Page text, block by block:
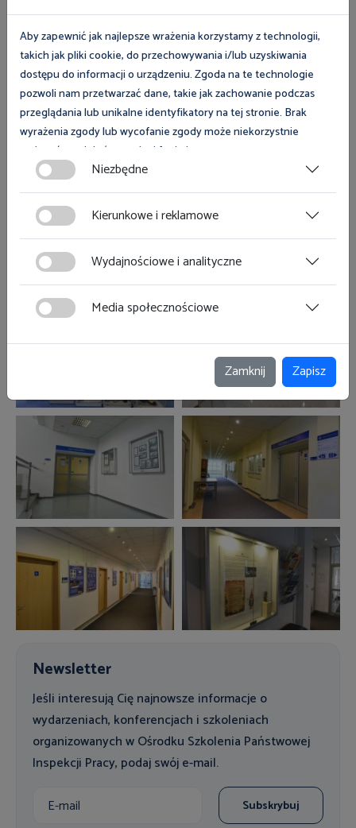
Newsletter
Jeśli interesują Cię najnowsze informacje o
wydarzeniach, konferencjach i szkoleniach
organizowanych w Ośrodku Szkolenia Państwowej
Inspekcji Pracy, podaj swój e-mail.
Subskrybuj
Aby zapewnić jak najlepsze wrażenia korzystamy z technologii,
takich jak pliki cookie, do przechowywania i/lub uzyskiwania
dostępu do informacji o urządzeniu. Zgoda na te technologie
pozwoli nam przetwarzać dane, takie jak zachowanie podczas
przeglądania lub unikalne identyfikatory na tej stronie. Brak
wyrażenia zgody lub wycofanie zgody może niekorzystnie
wpłynąć na niektóre cechy i funkcje.
Zgoda na pliki cookies jest dobrowolna i można ją wycofać lub
zmodyfikować w dowolnym momencie klikając w przycisk
ciasteczka w lewym dolnym rogu strony. Więcej informacji
znajdziesz w
Niezbędne
Kierunkowe i reklamowe
Wydajnościowe i analityczne
Media społecznościowe
Zamknij Zapisz